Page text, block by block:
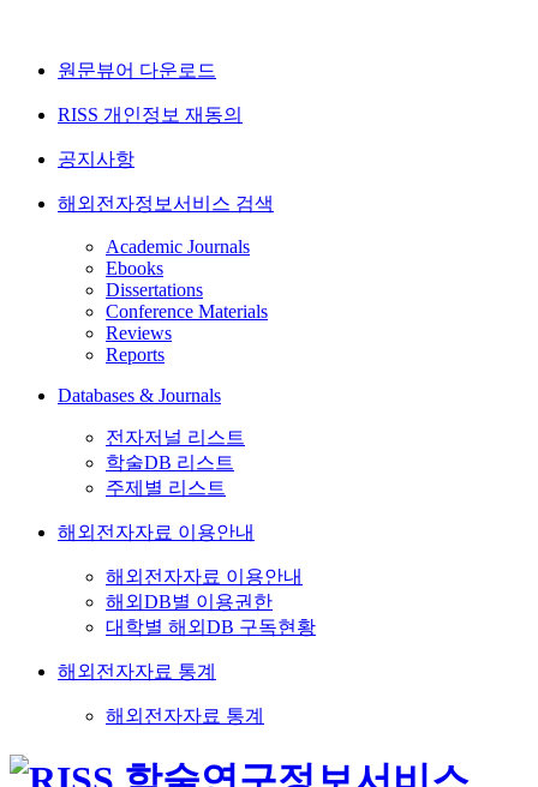
원문뷰어 다운로드
RISS 개인정보 재동의
공지사항
해외전자정보서비스 검색
Academic Journals
Ebooks
Dissertations
Conference Materials
Reviews
Reports
Databases & Journals
전자저널 리스트
학술DB 리스트
주제별 리스트
해외전자자료 이용안내
해외전자자료 이용안내
해외DB별 이용권한
대학별 해외DB 구독현황
해외전자자료 통계
해외전자자료 통계